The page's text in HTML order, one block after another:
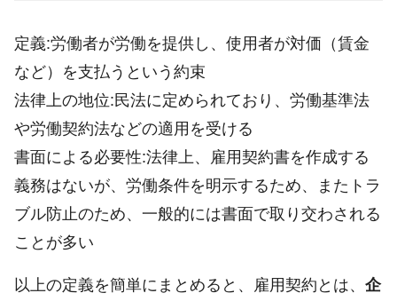
定義:労働者が労働を提供し、使用者が対価（賃金
など）を支払うという約束
法律上の地位:民法に定められており、労働基準法
や労働契約法などの適用を受ける
書面による必要性:法律上、雇用契約書を作成する
義務はないが、労働条件を明示するため、またトラ
ブル防止のため、一般的には書面で取り交わされる
ことが多い
以上の定義を簡単にまとめると、雇用契約とは、 企